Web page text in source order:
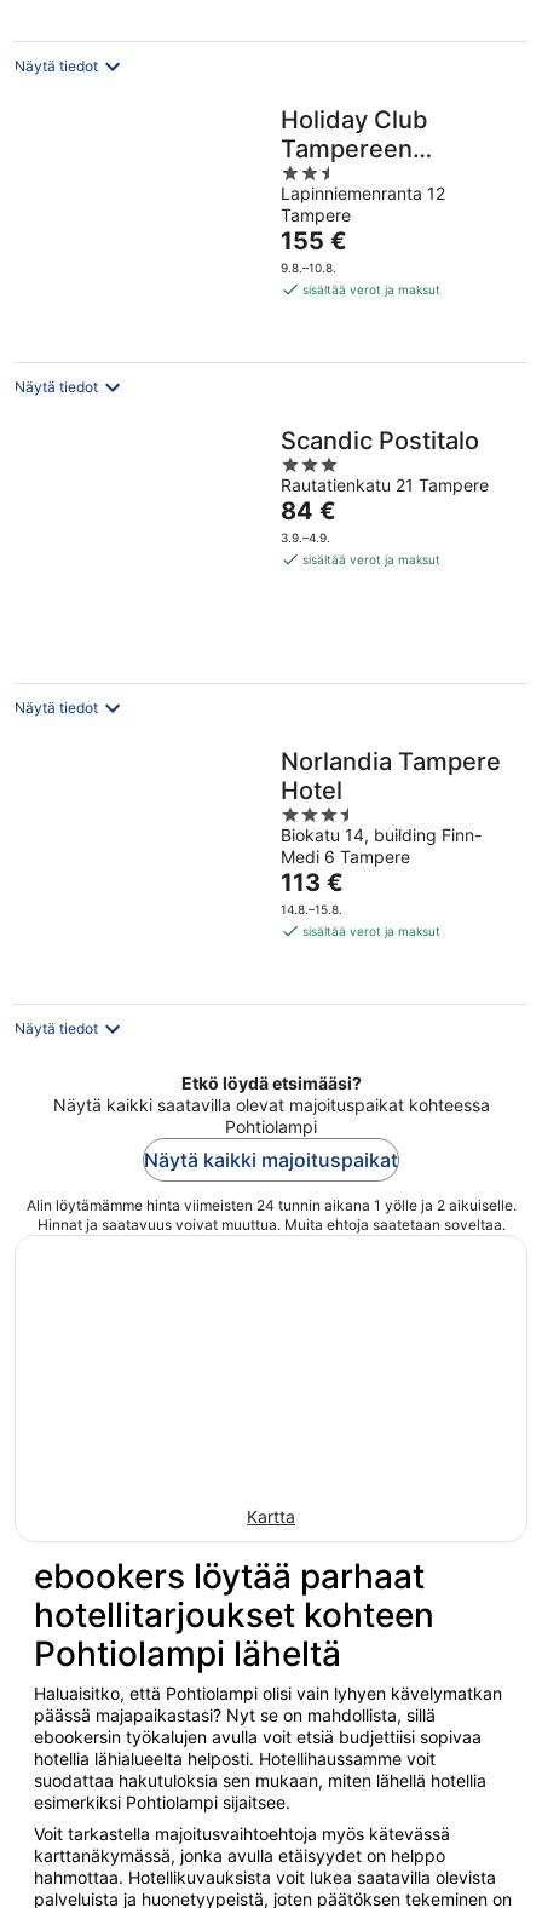
Näytä tiedot
Holiday Club
Tampereen
Kehräämö
Apartments
2.5
out
of
5
Lapinniemenranta 12
Tampere
Hinta
on
155 €
155 €
9.8.–10.8.
sisältää verot ja maksut
Näytä tiedot
Scandic Postitalo
3
out
of
5
Rautatienkatu 21 Tampere
Hinta
on
84 €
84 €
3.9.–4.9.
sisältää verot ja maksut
Näytä tiedot
Norlandia Tampere
Hotel
3.5
out
of
5
Biokatu 14, building Finn-
Medi 6 Tampere
Hinta
on
113 €
113 €
14.8.–15.8.
sisältää verot ja maksut
Näytä tiedot
Etkö löydä etsimääsi?
Näytä kaikki saatavilla olevat majoituspaikat kohteessa
Pohtiolampi
Näytä kaikki majoituspaikat
Alin löytämämme hinta viimeisten 24 tunnin aikana 1 yölle ja 2 aikuiselle.
Hinnat ja saatavuus voivat muuttua. Muita ehtoja saatetaan soveltaa.
Kartta
ebookers löytää parhaat
hotellitarjoukset kohteen
Pohtiolampi läheltä
Haluaisitko, että Pohtiolampi olisi vain lyhyen kävelymatkan
päässä majapaikastasi? Nyt se on mahdollista, sillä
ebookersin työkalujen avulla voit etsiä budjettiisi sopivaa
hotellia lähialueelta helposti. Hotellihaussamme voit
suodattaa hakutuloksia sen mukaan, miten lähellä hotellia
esimerkiksi Pohtiolampi sijaitsee.
Voit tarkastella majoitusvaihtoehtoja myös kätevässä
karttanäkymässä, jonka avulla etäisyydet on helppo
hahmottaa. Hotellikuvauksista voit lukea saatavilla olevista
palveluista ja huonetyypeistä, joten päätöksen tekeminen on